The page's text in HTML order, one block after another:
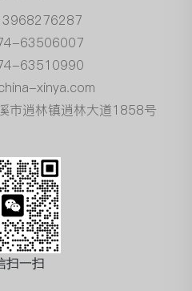
63506007
63510990
xinya.com
市逍林镇逍林大道1858号
扫一扫